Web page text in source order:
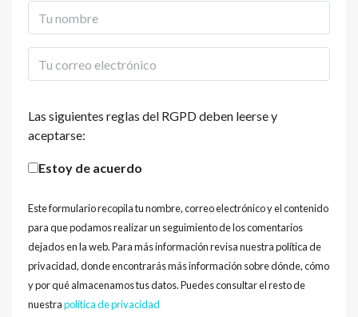
Las siguientes reglas del RGPD deben leerse y
aceptarse:
Estoy de acuerdo
Este formulario recopila tu nombre, correo electrónico y el contenido
para que podamos realizar un seguimiento de los comentarios
dejados en la web. Para más información revisa nuestra política de
privacidad, donde encontrarás más información sobre dónde, cómo
y por qué almacenamos tus datos. Puedes consultar el resto de
nuestrapolítica de privacidad